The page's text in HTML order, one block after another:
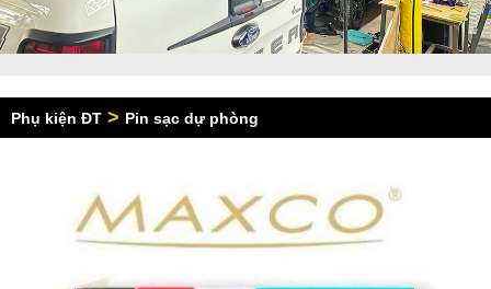
Phụ kiện ĐT > Pin sạc dự phòng